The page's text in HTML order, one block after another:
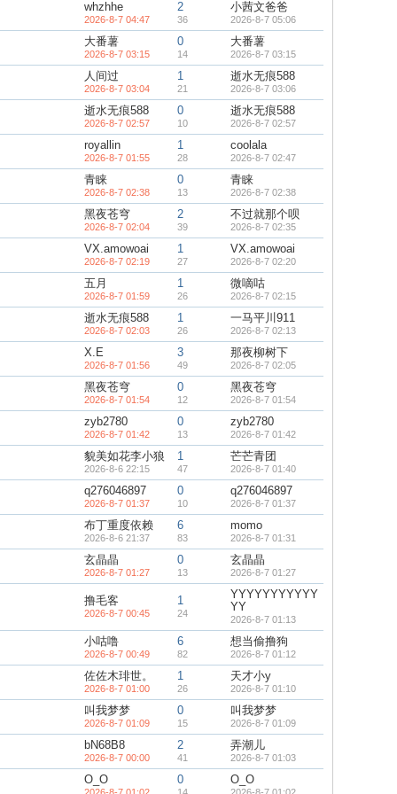
whzhhe
2026-8-7 04:47
2
36
小茜文爸爸
2026-8-7 05:06
大番薯
2026-8-7 03:15
0
14
大番薯
2026-8-7 03:15
人间过
2026-8-7 03:04
1
21
逝水无痕588
2026-8-7 03:06
逝水无痕588
2026-8-7 02:57
0
10
逝水无痕588
2026-8-7 02:57
royallin
2026-8-7 01:55
1
28
coolala
2026-8-7 02:47
青睐
2026-8-7 02:38
0
13
青睐
2026-8-7 02:38
黑夜苍穹
2026-8-7 02:04
2
39
不过就那个呗
2026-8-7 02:35
VX.amowoai
2026-8-7 02:19
1
27
VX.amowoai
2026-8-7 02:20
五月
2026-8-7 01:59
1
26
微嘀咕
2026-8-7 02:15
逝水无痕588
2026-8-7 02:03
1
26
一马平川911
2026-8-7 02:13
X.E
2026-8-7 01:56
3
49
那夜柳树下
2026-8-7 02:05
黑夜苍穹
2026-8-7 01:54
0
12
黑夜苍穹
2026-8-7 01:54
zyb2780
2026-8-7 01:42
0
13
zyb2780
2026-8-7 01:42
貌美如花李小狼
2026-8-6 22:15
1
47
芒芒青团
2026-8-7 01:40
q276046897
2026-8-7 01:37
0
10
q276046897
2026-8-7 01:37
布丁重度依赖
2026-8-6 21:37
6
83
momo
2026-8-7 01:31
玄晶晶
2026-8-7 01:27
0
13
玄晶晶
2026-8-7 01:27
撸毛客
2026-8-7 00:45
1
24
YYYYYYYYYYY
YY
2026-8-7 01:13
小咕噜
2026-8-7 00:49
6
82
想当偷撸狗
2026-8-7 01:12
佐佐木琲世。
2026-8-7 01:00
1
26
天才小y
2026-8-7 01:10
叫我梦梦
2026-8-7 01:09
0
15
叫我梦梦
2026-8-7 01:09
bN68B8
2026-8-7 00:00
2
41
弄潮儿
2026-8-7 01:03
O_O 0 O_O